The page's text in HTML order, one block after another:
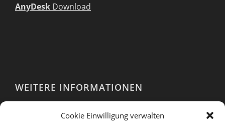
Cookie Einwilligung verwalten
AnyDesk Download
WEITERE INFORMATIONEN